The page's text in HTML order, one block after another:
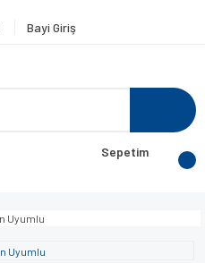
Bayi Giriş
Sepetim